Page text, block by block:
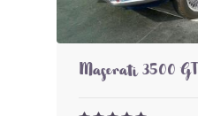
Maserati 3500 GT